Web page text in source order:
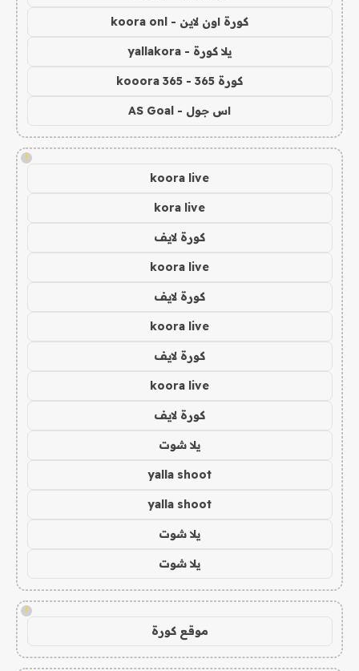
كورة اون لاين - koora onl
يلا كورة - yallakora
كورة 365 - kooora 365
اس جول - AS Goal
!
koora live
kora live
كورة لايف
koora live
كورة لايف
koora live
كورة لايف
koora live
كورة لايف
يلا شوت
yalla shoot
yalla shoot
يلا شوت
يلا شوت
!
موقع كورة